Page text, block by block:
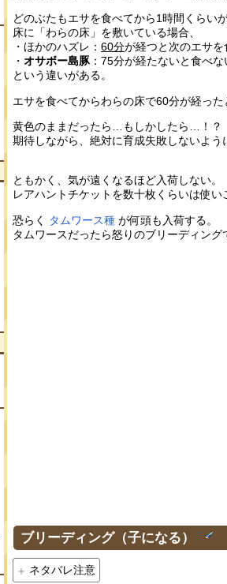
どのぶたもエサを食べてから1時間くらい
床に「わらの床」を敷いている場合、
・ほかのハズレ：60分が経つと次のエサを
・オサボー島豚：75分が経たないと食べな
という違いがある。
エサを食べてからわらの床で60分が経っ
黄色のままだったら…もしかしたら…！？
期待しながら、絶対に育成失敗しないよう
ともかく、気が遠くなるほど入荷しない。
レアハントチケットを数十枚くらいは使
恐らく タムワース種 が何頭も入荷する。
タムワースだったら怒りのブリーディング
ブリーディング（子になる） †
ネタバレ注意